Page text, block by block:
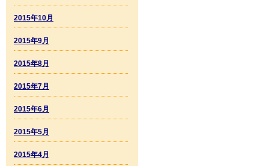
2015年10月
2015年9月
2015年8月
2015年7月
2015年6月
2015年5月
2015年4月